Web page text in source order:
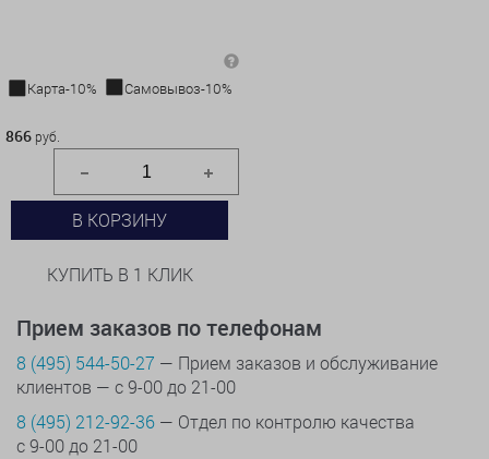
Карта-10%
Самовывоз-10%
866 руб.
В КОРЗИНУ
КУПИТЬ В 1 КЛИК
Прием заказов по телефонам
8 (495) 544-50-27 — Прием заказов и обслуживание
клиентов — с 9-00 до 21-00
8 (495) 212-92-36 — Отдел по контролю качества
с 9-00 до 21-00